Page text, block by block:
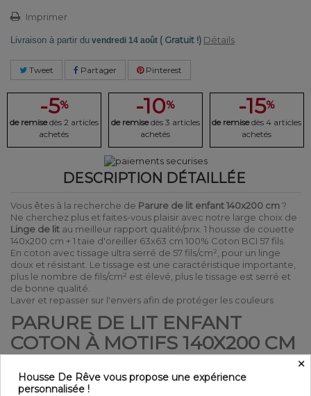
Imprimer
Livraison à partir du vendredi 14 août ( Gratuit !) Détails
Tweet Partager Pinterest
-5%
de remise dès 2 articles
achetés
-10%
de remise dès 3 articles
achetés
-15%
de remise dès 4 articles
achetés
DESCRIPTION DÉTAILLÉE
Vous êtes à la recherche de Parure de lit enfant 140x200 cm?
Ne cherchez plus et faites-vous plaisir avec notre large choix de
Linge de lit au meilleur rapport qualité/prix. 1 housse de couette
140x200 cm + 1 taie d'oreiller 63x63 cm 100% Coton BCI 57 fils.
En coton avec tissage ultra serré de 57 fils/cm², pour un linge
doux et résistant. Le tissage est une caractéristique importante,
plus le nombre de fils/cm² est élevé, plus le tissage est serré et
de bonne qualité.
Laver et repasser sur l'envers afin de protéger les couleurs
PARURE DE LIT ENFANT
COTON À MOTIFS 140X200 CM
Détail
×
Housse De Rêve vous propose une expérience
personnalisée !